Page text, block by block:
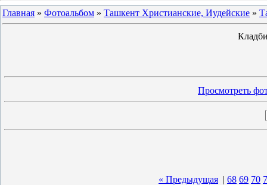
Главная » Фотоальбом » Ташкент Христианские, Иудейские »
Просмотреть
« Предыдущая | 68 69 70